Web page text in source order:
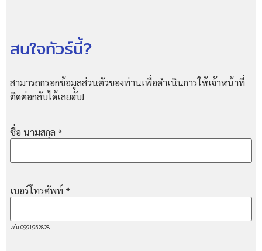
สนใจทัวร์นี้?
สามารถกรอกข้อมูลส่วนตัวของท่านเพื่อดำเนินการให้เจ้าหน้าที่
ติดต่อกลับได้เลยฮับ!
ชื่อ นามสกุล *
เบอร์โทรศัพท์ *
เช่น 0991952828